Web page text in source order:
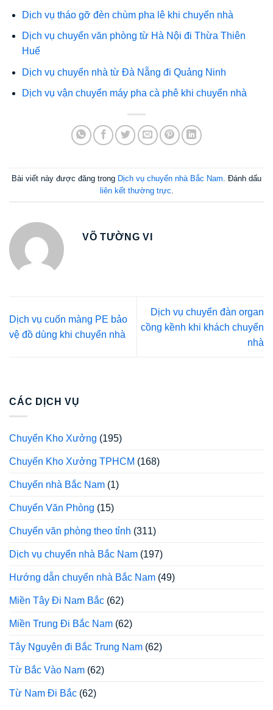
Dịch vụ tháo gỡ đèn chùm pha lê khi chuyển nhà
Dịch vụ chuyển văn phòng từ Hà Nội đi Thừa Thiên
Huế
Dịch vụ chuyển nhà từ Đà Nẵng đi Quảng Ninh
Dịch vụ vận chuyển máy pha cà phê khi chuyển nhà
Bài viết này được đăng trong Dịch vụ chuyển nhà Bắc Nam . Đánh dấu
liên kết thường trực
VÕ TƯỜNG VI
Dịch vụ cuốn màng PE bảo
vệ đồ dùng khi chuyển nhà
Dịch vụ chuyển đàn organ
cồng kềnh khi khách chuyển
nhà
CÁC DỊCH VỤ
Chuyển Kho Xưởng (195)
Chuyển Kho Xưởng TPHCM (168)
Chuyển nhà Bắc Nam (1)
Chuyển Văn Phòng (15)
Chuyển văn phòng theo tỉnh (311)
Dịch vụ chuyển nhà Bắc Nam (197)
Hướng dẫn chuyển nhà Bắc Nam (49)
Miền Tây Đi Nam Bắc (62)
Miền Trung Đi Bắc Nam (62)
Tây Nguyên đi Bắc Trung Nam (62)
Từ Bắc Vào Nam (62)
Từ Nam Đi Bắc (62)